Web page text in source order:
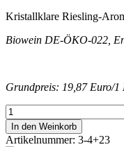
Kristallklare Riesling-
Biowein DE-ÖKO-022,
Grundpreis: 19,87 Euro/1
Steingrüble
Menge
In den Weinkorb
Artikelnummer: 3-4+23